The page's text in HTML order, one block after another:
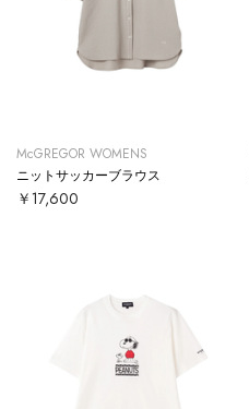
McGREGOR WOMENS
ニットサッカーブラウス
￥17,600